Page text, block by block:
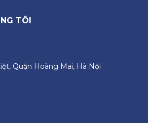
TÔI
Quận Hoàng Mai, Hà Nội